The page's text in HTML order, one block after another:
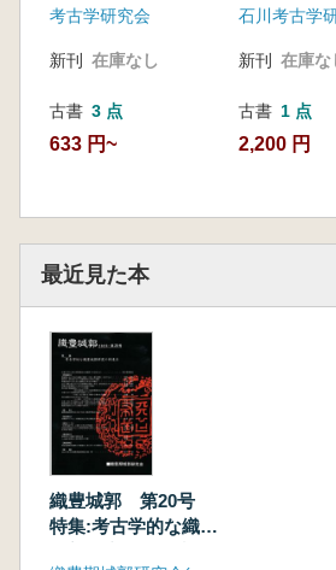
考古学研究会
新刊 在庫なし
古書 3 点
633 円~
石川考古学
新刊 在庫な
古書 1 点
2,200 円
最近見た本
織豊城郭 第20号
特集:考古学的な織豊